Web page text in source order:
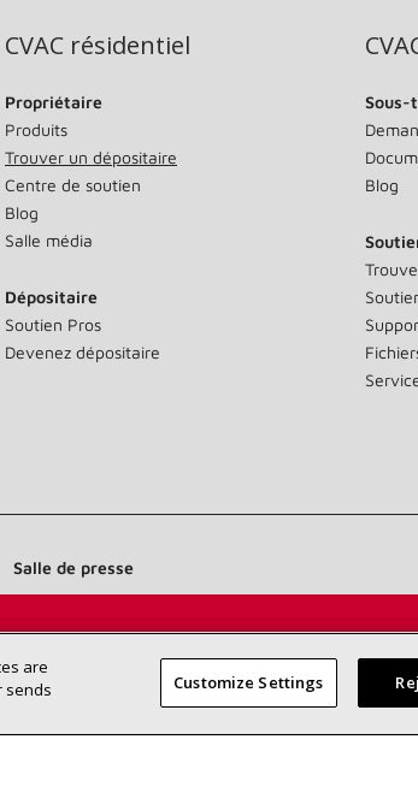
près
RECHERCHE DES
DÉPOSITAIRES
CVAC résidentiel
Propriétaire
Produits
Trouver un dépositaire
Centre de soutien
Blog
Salle média
Dépositaire
Soutien Pros
Devenez dépositaire
Blog
Salle de presse
Déclaration d’accessibilité
are
sends
Customize Settings